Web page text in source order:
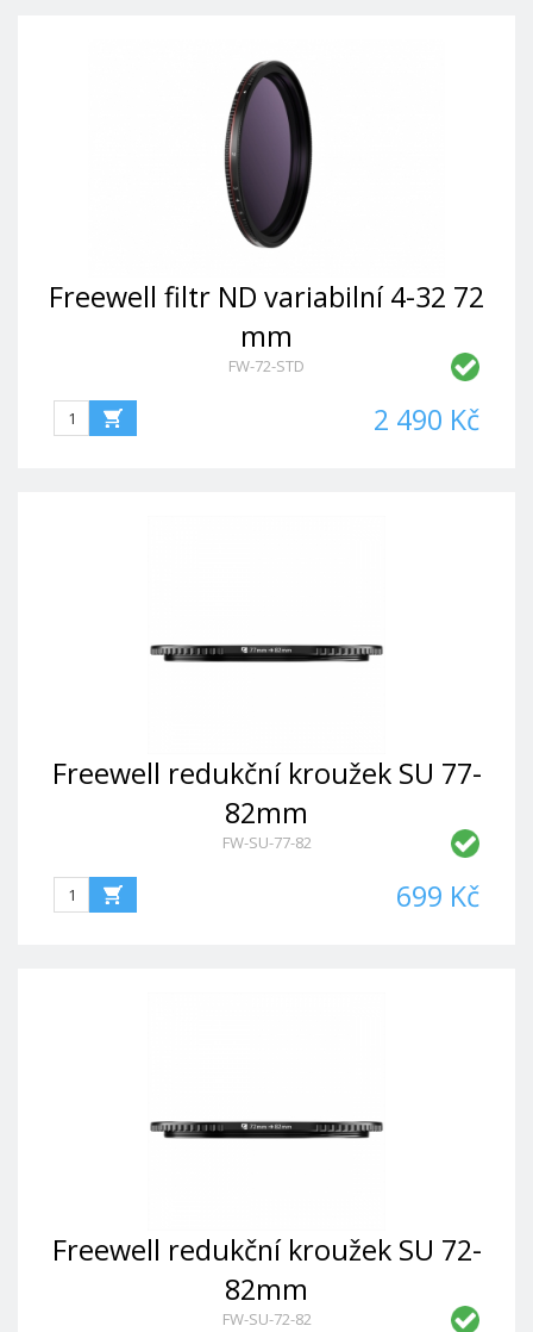
Freewell filtr ND variabilní 4-32 72
mm
FW-72-STD
2 490 Kč
Freewell redukční kroužek SU 77-
82mm
FW-SU-77-82
699 Kč
Freewell redukční kroužek SU 72-
82mm
FW-SU-72-82